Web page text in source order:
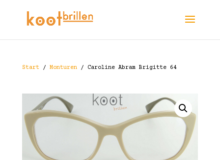
Start/ Monturen/ Caroline Abram Brigitte 64